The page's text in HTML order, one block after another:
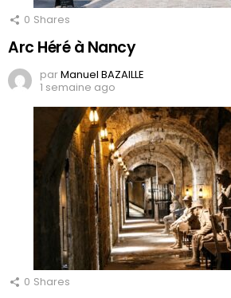
0 Shares
Arc Héré à Nancy
parManuel BAZAILLE
1 semaine ago
0 Shares